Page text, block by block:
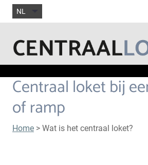
NL
Centraal loket bij
of ramp
Home > Wat is het centraal loket?